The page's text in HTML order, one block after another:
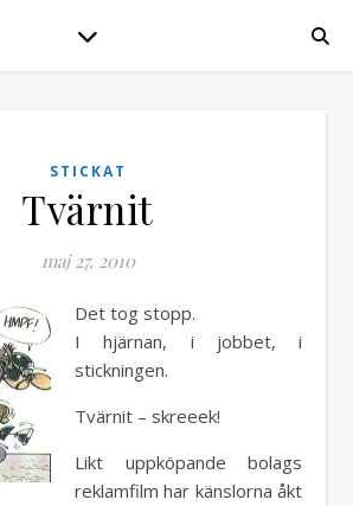
STICKAT
Tvärnit
maj 27, 2010
Det tog stopp.
I hjärnan, i jobbet, i
stickningen.
Tvärnit – skreeek!
Likt uppköpande bolags
reklamfilm har känslorna åkt